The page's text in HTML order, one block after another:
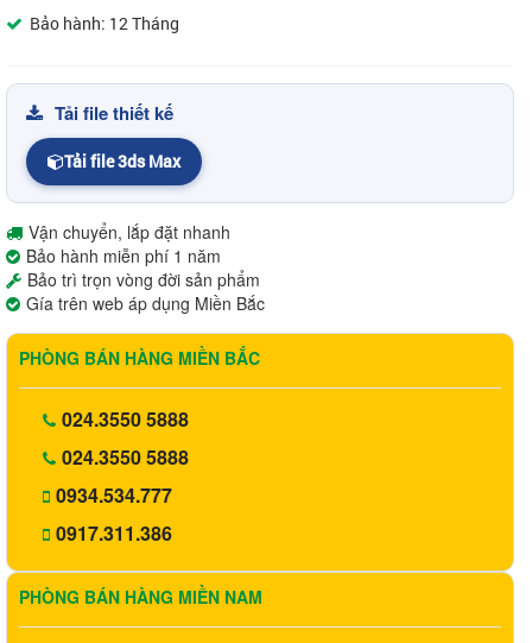
Bảo hành: 12 Tháng
Tải file thiết kế
Tải file 3ds Max
Vận chuyển, lắp đặt nhanh
Bảo hành miễn phí 1 năm
Bảo trì trọn vòng đời sản phẩm
Gía trên web áp dụng Miền Bắc
PHÒNG BÁN HÀNG MIỀN BẮC
024.3550 5888
024.3550 5888
0934.534.777
0917.311.386
PHÒNG BÁN HÀNG MIỀN NAM